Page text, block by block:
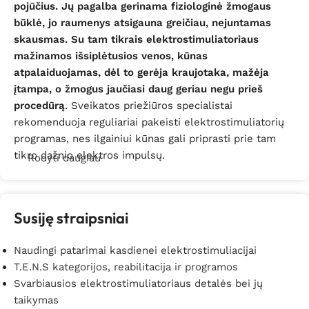
pojūčius. Jų pagalba gerinama fiziologinė žmogaus
būklė, jo raumenys atsigauna greičiau, nejuntamas
skausmas. Su tam tikrais elektrostimuliatoriaus
mažinamos išsiplėtusios venos, kūnas
atpalaiduojamas, dėl to gerėja kraujotaka, mažėja
įtampa, o žmogus jaučiasi daug geriau negu prieš
procedūrą. Sveikatos priežiūros specialistai
rekomenduoja reguliariai pakeisti elektrostimuliatorių
programas, nes ilgainiui kūnas gali priprasti prie tam
tikro dažnio elektros impulsų.
pasiūlyti skirtingų dizainų bei dydžių
svoriu bei matmenimis. Dėl šios priežasties juos
paprasta naudoti ne vien namuose. Patogus ir
transportavimui puikiai pritaikytas elektrostimuliatorius
gali būti imamas net ir vykstant atostogauti, į įvairias
Rodyti daugiau
Susiję straipsniai
Naudingi patarimai kasdienei elektrostimuliacijai
T.E.N.S kategorijos, reabilitacija ir programos
Svarbiausios elektrostimuliatoriaus detalės bei jų
taikymas